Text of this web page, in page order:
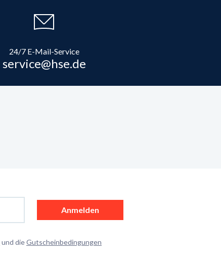
24/7 E-Mail-Service
service@hse.de
Anmelden
und dieGutscheinbedingungen